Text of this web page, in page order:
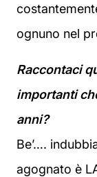
ognuno nel
Raccontaci
importanti
anni?
Be’….
agognato è